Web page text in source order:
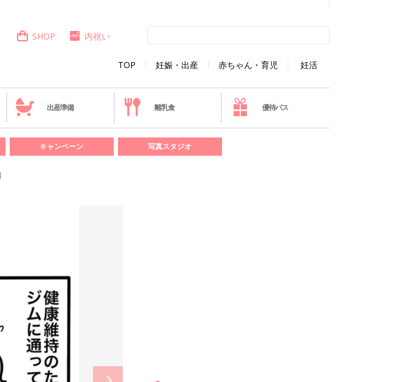
TOP 妊娠・出産 赤ちゃん・育児 妊活
SHOP 内祝い
出産準備 離乳食 優待パス
キャンペーン 写真スタジオ